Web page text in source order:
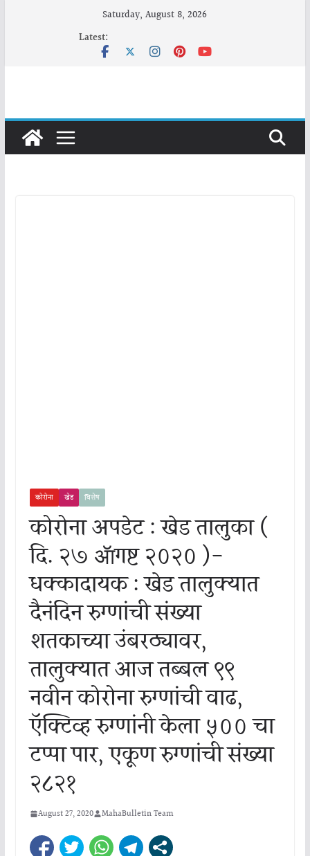
Saturday, August 8, 2026
Latest:
कोरोना खेड विशेष
कोरोना अपडेट : खेड तालुका (
दि. २७ ॲागष्ट २०२० )-
धक्कादायक : खेड तालुक्यात
दैनंदिन रुग्णांची संख्या
शतकाच्या उंबरठ्यावर,
तालुक्यात आज तब्बल ९९
नवीन कोरोना रुग्णांची वाढ,
ऍक्टिव्ह रुग्णांनी केला ५०० चा
टप्पा पार, एकूण रुग्णांची संख्या
२८२१
August 27, 2020 MahaBulletin Team